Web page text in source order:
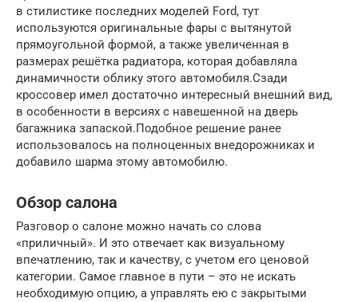
в стилистике последних моделей Ford, тут
используются оригинальные фары с вытянутой
прямоугольной формой, а также увеличенная в
размерах решётка радиатора, которая добавляла
динамичности облику этого автомобиля.Сзади
кроссовер имел достаточно интересный внешний вид,
в особенности в версиях с навешенной на дверь
багажника запаской.Подобное решение ранее
использовалось на полноценных внедорожниках и
добавило шарма этому автомобилю.
Обзор салона
Разговор о салоне можно начать со слова
«приличный». И это отвечает как визуальному
впечатлению, так и качеству, с учетом его ценовой
категории. Самое главное в пути – это не искать
необходимую опцию, а управлять ею с закрытыми